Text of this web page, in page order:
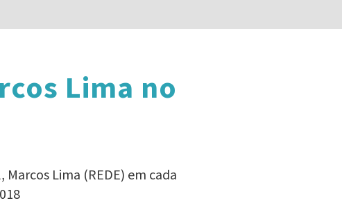
Lima no
Lima (REDE) em cada